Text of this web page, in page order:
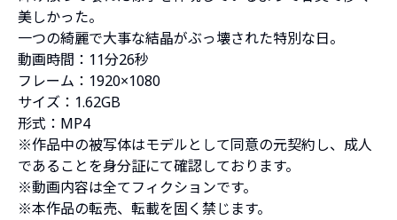
美しかった。
一つの綺麗で大事な結晶がぶっ壊された特別な日。
動画時間：11分26秒
フレーム：1920×1080
サイズ：1.62GB
形式：MP4
※作品中の被写体はモデルとして同意の元契約し、成人
であることを身分証にて確認しております。
※動画内容は全てフィクションです。
※本作品の転売、転載を固く禁じます。